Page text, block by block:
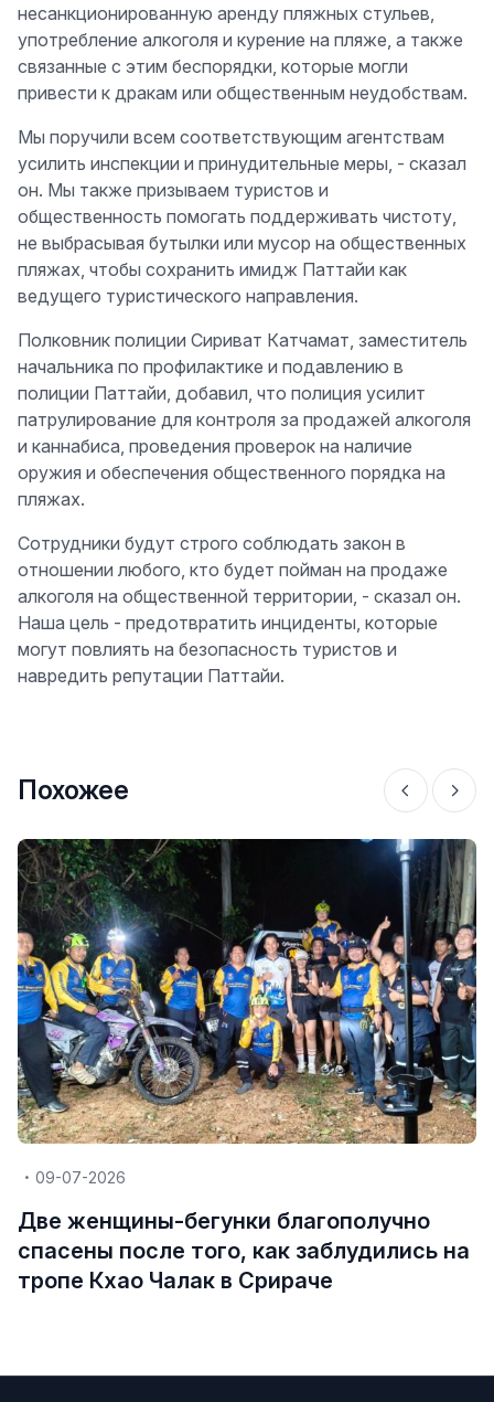
несанкционированную аренду пляжных стульев,
употребление алкоголя и курение на пляже, а также
связанные с этим беспорядки, которые могли
привести к дракам или общественным неудобствам.
Мы поручили всем соответствующим агентствам
усилить инспекции и принудительные меры, - сказал
он. Мы также призываем туристов и
общественность помогать поддерживать чистоту,
не выбрасывая бутылки или мусор на общественных
пляжах, чтобы сохранить имидж Паттайи как
ведущего туристического направления.
Полковник полиции Сириват Катчамат, заместитель
начальника по профилактике и подавлению в
полиции Паттайи, добавил, что полиция усилит
патрулирование для контроля за продажей алкоголя
и каннабиса, проведения проверок на наличие
оружия и обеспечения общественного порядка на
пляжах.
Сотрудники будут строго соблюдать закон в
отношении любого, кто будет пойман на продаже
алкоголя на общественной территории, - сказал он.
Наша цель - предотвратить инциденты, которые
могут повлиять на безопасность туристов и
навредить репутации Паттайи.
Похожее
09-07-2026
Две женщины-бегунки благополучно
спасены после того, как заблудились на
тропе Кхао Чалак в Срираче